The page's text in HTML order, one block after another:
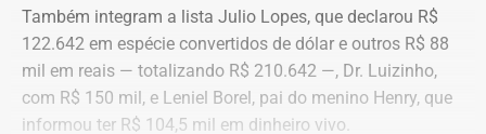
Também integram a lista Julio Lopes, que declarou R$
122.642 em espécie convertidos de dólar e outros R$ 88
mil em reais — totalizando R$ 210.642 —, Dr. Luizinho,
com R$ 150 mil, e Leniel Borel, pai do menino Henry, que
informou ter R$ 104,5 mil em dinheiro vivo.